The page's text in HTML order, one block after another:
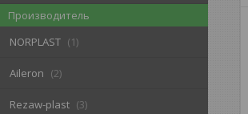
Производитель
NORPLAST
1
Aileron 2
Rezaw-plast 3